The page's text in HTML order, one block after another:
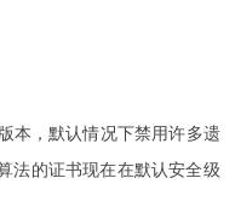
，默认情况下禁用许多遗
法的证书现在在默认安全级